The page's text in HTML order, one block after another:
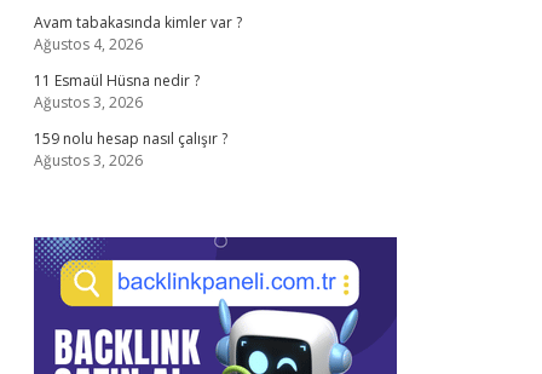
Avam tabakasında kimler var ?
Ağustos 4, 2026
11 Esmaül Hüsna nedir ?
Ağustos 3, 2026
159 nolu hesap nasıl çalışır ?
Ağustos 3, 2026